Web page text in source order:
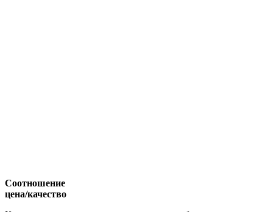
Соотношение
цена/качество